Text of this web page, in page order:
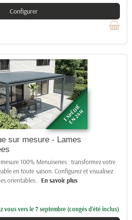
Configurer
EXPÉDIÉ
EN 24H
sur mesure - Lames
100% Menuiseries : transformez votre
en toute saison. Configurez et visualisez
orientables
En savoir plus
vous vers le 7 septembre (congés d’été inclus)